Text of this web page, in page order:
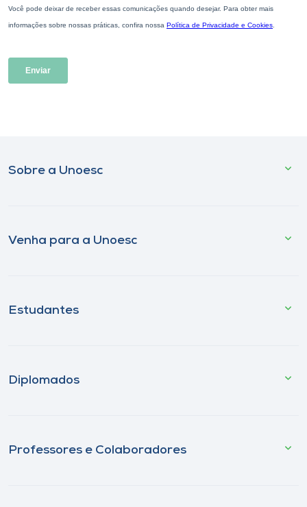
Sobre a Unoesc
Venha para a Unoesc
Estudantes
Diplomados
Professores e Colaboradores